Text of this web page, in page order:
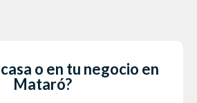
o en tu negocio en
Mataró?